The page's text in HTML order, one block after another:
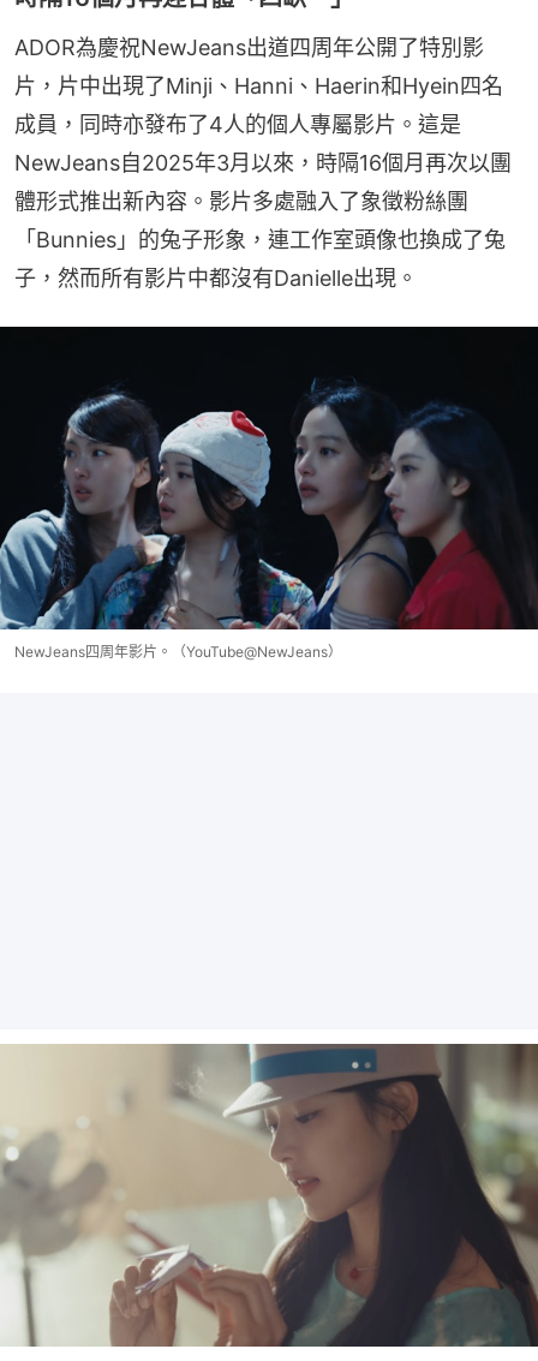
ADOR為慶祝NewJeans出道四周年公開了特別影
片，片中出現了Minji、Hanni、Haerin和Hyein四名
成員，同時亦發布了4人的個人專屬影片。這是
NewJeans自2025年3月以來，時隔16個月再次以團
體形式推出新內容。影片多處融入了象徵粉絲團
「Bunnies」的兔子形象，連工作室頭像也換成了兔
子，然而所有影片中都沒有Danielle出現。
NewJeans四周年影片。（YouTube@NewJeans）